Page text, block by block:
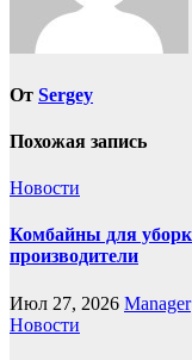
От Sergey
Похожая запись
Новости
Комбайны для
производители
Июл 27, 2026 Manager
Новости